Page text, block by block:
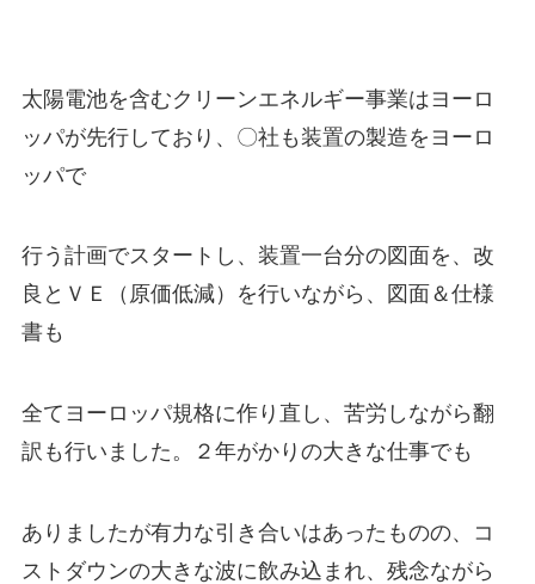
太陽電池を含むクリーンエネルギー事業はヨーロ
ッパが先行しており、〇社も装置の製造をヨーロ
ッパで
行う計画でスタートし、装置一台分の図面を、改
良とＶＥ（原価低減）を行いながら、図面＆仕様
書も
全てヨーロッパ規格に作り直し、苦労しながら翻
訳も行いました。２年がかりの大きな仕事でも
ありましたが有力な引き合いはあったものの、コ
ストダウンの大きな波に飲み込まれ、残念ながら